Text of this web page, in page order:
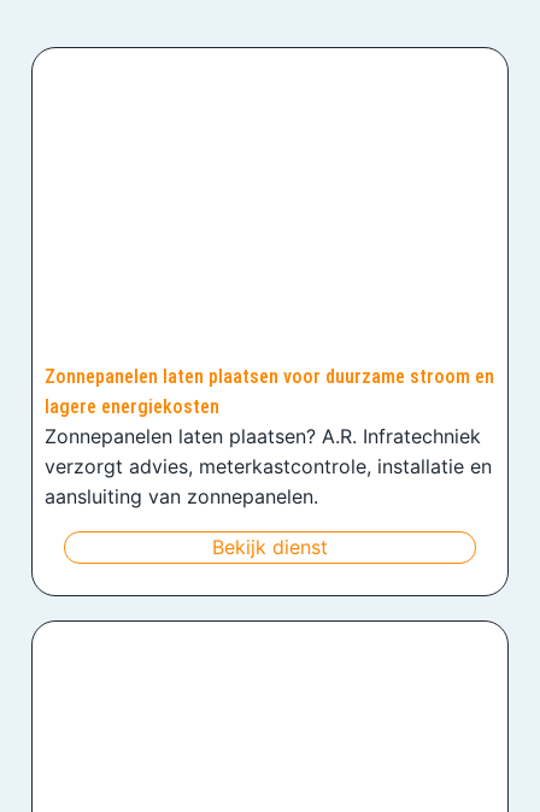
Zonnepanelen laten plaatsen voor duurzame stroom en
lagere energiekosten
Zonnepanelen laten plaatsen? A.R. Infratechniek
verzorgt advies, meterkastcontrole, installatie en
aansluiting van zonnepanelen.
Bekijk dienst